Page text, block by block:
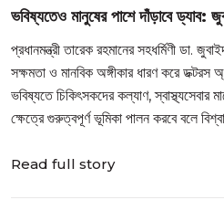
ভবিষ্যতেও মানুষের পাশে দাঁড়াবে ড্যাব:
প্রধানমন্ত্রী তারেক রহমানের সহধর্মিণী ডা.
সক্ষমতা ও মানবিক অঙ্গীকার ধারণ করে ডক্টরস
ভবিষ্যতে চিকিৎসকদের কল্যাণ, স্বাস্থ্যসেবার
ক্ষেত্রে গুরুত্বপূর্ণ ভূমিকা পালন করবে বলে
Read full story